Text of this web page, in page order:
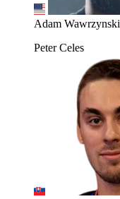
Adam Wawrzynski
Peter Celes